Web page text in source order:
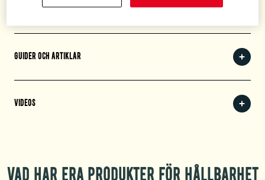
DJURSLAG
GUIDER OCH ARTIKLAR
VIDEOS
VAD HAR ERA PRODUKTER FÖR HÅLLBARHET